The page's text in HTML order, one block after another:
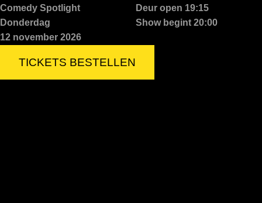
Comedy Spotlight
Donderdag
12 november 2026
Deur open 19:15
Show begint 20:00
TICKETS BESTELLEN